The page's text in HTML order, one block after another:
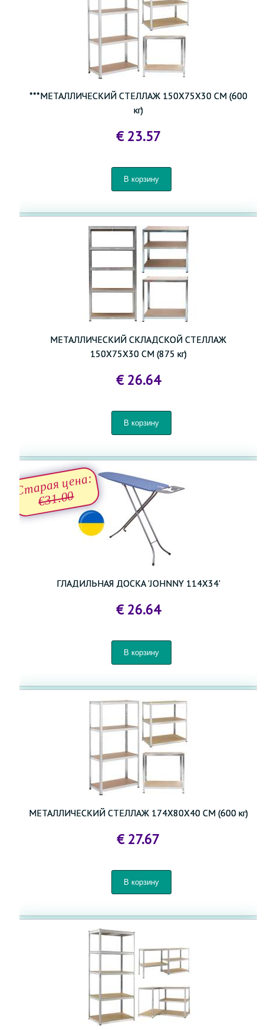
***МЕТАЛЛИЧЕСКИЙ СТЕЛЛАЖ 150X75X30 СМ (600
кг)
€ 23.57
МЕТАЛЛИЧЕСКИЙ СКЛАДСКОЙ СТЕЛЛАЖ
150X75X30 СМ (875 кг)
€ 26.64
ГЛАДИЛЬНАЯ ДОСКА 'JOHNNY 114X34'
Старая цена:
€31.00
€ 26.64
МЕТАЛЛИЧЕСКИЙ СТЕЛЛАЖ 174X80X40 СМ (600 кг)
€ 27.67